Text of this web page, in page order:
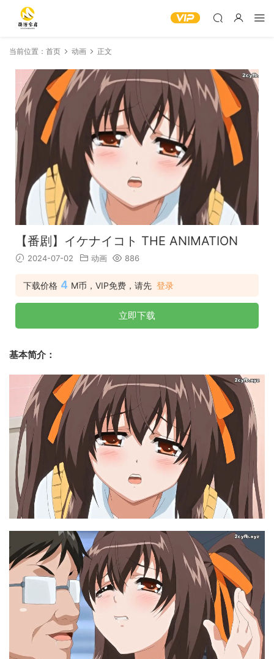
当前位置： 首页 动画 正文
【番剧】イケナイコト THE ANIMATION
2024-07-02 动画 886
下载价格 4 M币，VIP免费，请先 登录
立即下载
基本简介：